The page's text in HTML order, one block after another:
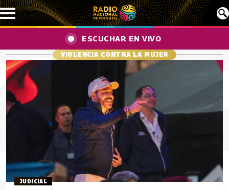
Pasar al contenido principal
ESCUCHAR EN VIVO
VIOLENCIA CONTRA LA MUJER
JUDICIAL